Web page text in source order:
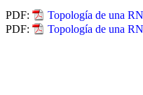
PDF:
Topología de una
PDF:
Topología de una